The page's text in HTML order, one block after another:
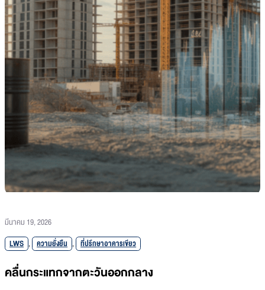
มีนาคม 19, 2026
LWS , ความยั่งยืน , ที่ปรึกษาอาคารเขียว
คลื่นกระแทกจากตะวันออกกลาง